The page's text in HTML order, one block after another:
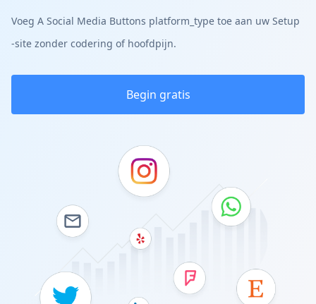
Voeg A Social Media Buttons platform_type toe aan uw Setup
-site zonder codering of hoofdpijn.
Begin gratis